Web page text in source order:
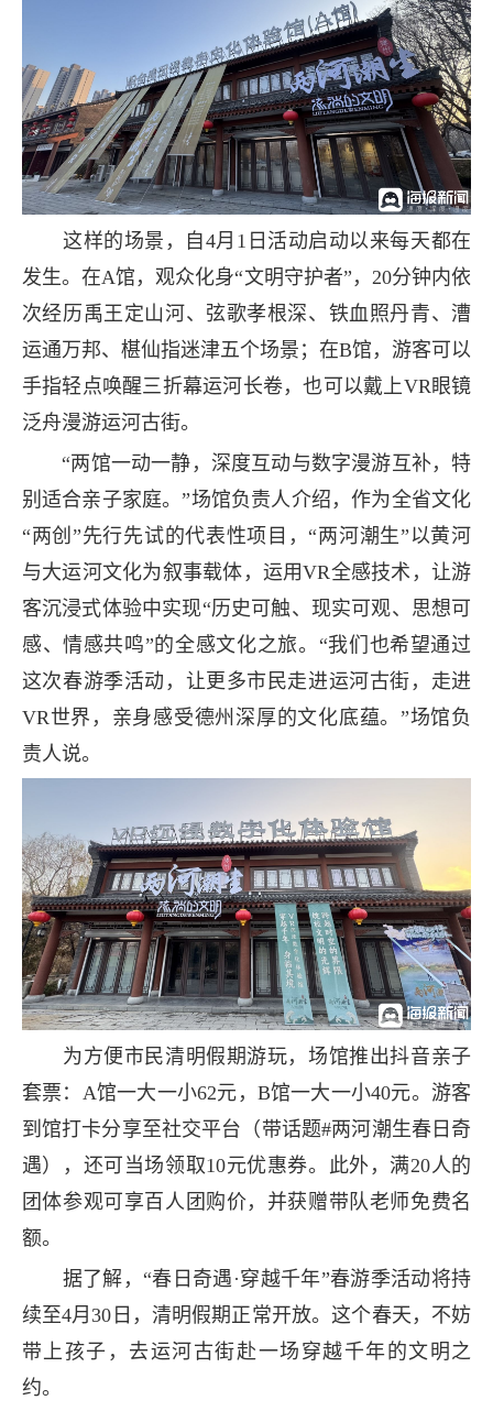
这样的场景，自4月1日活动启动以来每天都在
发生。在A馆，观众化身“文明守护者”，20分钟内依
次经历禹王定山河、弦歌孝根深、铁血照丹青、漕
运通万邦、椹仙指迷津五个场景；在B馆，游客可以
手指轻点唤醒三折幕运河长卷，也可以戴上VR眼镜
泛舟漫游运河古街。
“两馆一动一静，深度互动与数字漫游互补，特
别适合亲子家庭。”场馆负责人介绍，作为全省文化
“两创”先行先试的代表性项目，“两河潮生”以黄河
与大运河文化为叙事载体，运用VR全感技术，让游
客沉浸式体验中实现“历史可触、现实可观、思想可
感、情感共鸣”的全感文化之旅。“我们也希望通过
这次春游季活动，让更多市民走进运河古街，走进
VR世界，亲身感受德州深厚的文化底蕴。”场馆负
责人说。
为方便市民清明假期游玩，场馆推出抖音亲子
套票：A馆一大一小62元，B馆一大一小40元。游客
到馆打卡分享至社交平台（带话题#两河潮生春日奇
遇），还可当场领取10元优惠券。此外，满20人的
团体参观可享百人团购价，并获赠带队老师免费名
额。
据了解，“春日奇遇·穿越千年”春游季活动将持
续至4月30日，清明假期正常开放。这个春天，不妨
带上孩子，去运河古街赴一场穿越千年的文明之
约。